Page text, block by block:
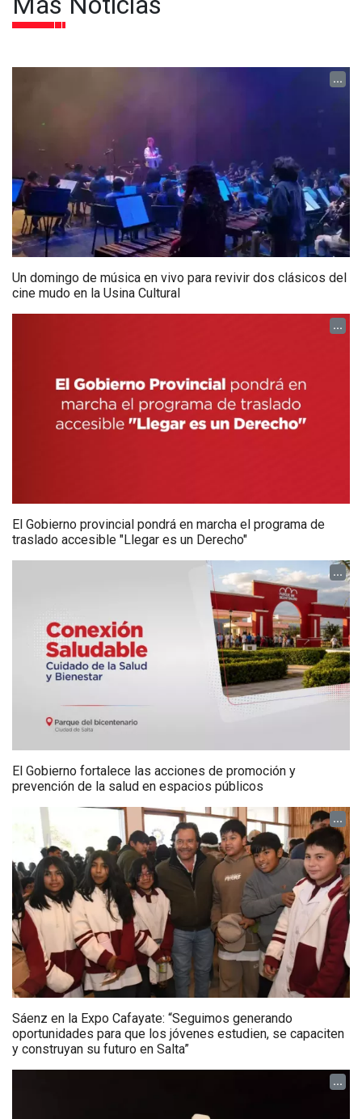
...
Un domingo de música en vivo para revivir dos clásicos del
cine mudo en la Usina Cultural
...
El Gobierno provincial pondrá en marcha el programa de
traslado accesible "Llegar es un Derecho"
...
El Gobierno fortalece las acciones de promoción y
prevención de la salud en espacios públicos
...
Sáenz en la Expo Cafayate: “Seguimos generando
oportunidades para que los jóvenes estudien, se capaciten
y construyan su futuro en Salta”
...